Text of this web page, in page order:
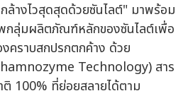
างไวสุดสุดด้วยซันไลต์" มาพร้อม
กลุ่มผลิตภัณฑ์หลักของซันไลต์เพื่อ
คราบสกปรกตกค้าง ด้วย
Technology) สาร
ติ 100% ที่ย่อยสลายได้ตาม